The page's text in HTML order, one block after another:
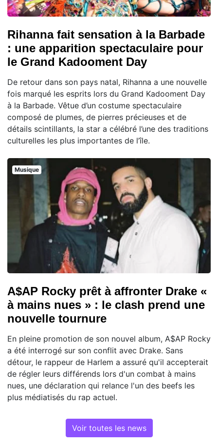
Rihanna fait sensation à la Barbade
: une apparition spectaculaire pour
le Grand Kadooment Day
De retour dans son pays natal, Rihanna a une nouvelle
fois marqué les esprits lors du Grand Kadooment Day
à la Barbade. Vêtue d’un costume spectaculaire
composé de plumes, de pierres précieuses et de
détails scintillants, la star a célébré l’une des traditions
culturelles les plus importantes de l’île.
Musique
A$AP Rocky prêt à affronter Drake «
à mains nues » : le clash prend une
nouvelle tournure
En pleine promotion de son nouvel album, A$AP Rocky
a été interrogé sur son conflit avec Drake. Sans
détour, le rappeur de Harlem a assuré qu'il accepterait
de régler leurs différends lors d'un combat à mains
nues, une déclaration qui relance l'un des beefs les
plus médiatisés du rap actuel.
Voir toutes les news